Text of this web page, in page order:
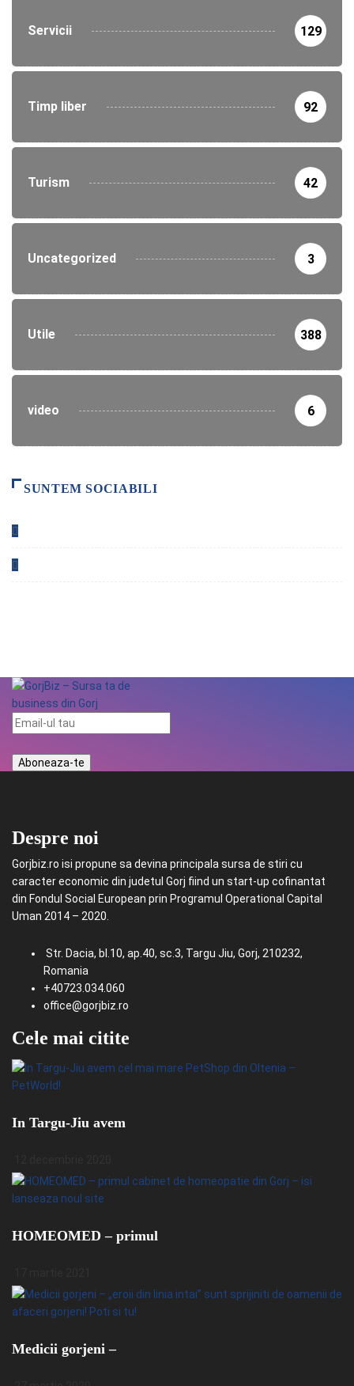
Servicii 129
Timp liber 92
Turism 42
Uncategorized 3
Utile 388
video 6
SUNTEM SOCIABILI
Despre noi
Gorjbiz.ro isi propune sa devina principala sursa de stiri cu
caracter economic din judetul Gorj fiind un start-up cofinantat
din Fondul Social European prin Programul Operational Capital
Uman 2014 – 2020.
Str. Dacia, bl.10, ap.40, sc.3, Targu Jiu, Gorj, 210232,
Romania
+40723.034.060
office@gorjbiz.ro
Cele mai citite
In Targu-Jiu avem
HOMEOMED – primul
Medicii gorjeni –